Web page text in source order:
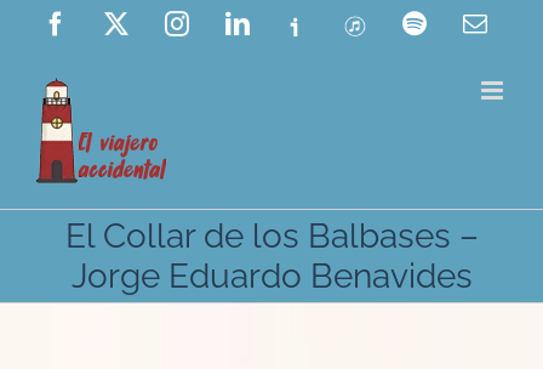
Saltar
contenido
Facebook InstagramLinkedIn
Ivoox ITunes Spotify
El Collar de los Balbases –
Jorge Eduardo Benavides